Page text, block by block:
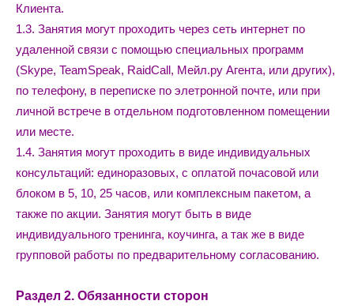
Клиента.
1.3. Занятия могут проходить через сеть интернет по
удаленной связи с помощью специальных программ
(Skype, TeamSpeak, RaidCall, Мейл.ру Агента, или других),
по телефону, в переписке по элетронной почте, или при
личной встрече в отдельном подготовленном помещении
или месте.
1.4. Занятия могут проходить в виде индивидуальных
консультаций: единоразовых, с оплатой почасовой или
блоком в 5, 10, 25 часов, или комплексным пакетом, а
также по акции. Занятия могут быть в виде
индивидуального тренинга, коучинга, а так же в виде
групповой работы по предварительному согласованию.
Раздел 2. Обязанности сторон